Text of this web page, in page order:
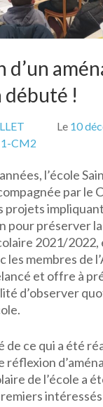
d’un
débuté !
Le 10
CM2
l’école
par le
projets
pour préserver
2021/2022,
les membres de
et offre à
d’observer
de ce qui a été
réflexion
de l’école a